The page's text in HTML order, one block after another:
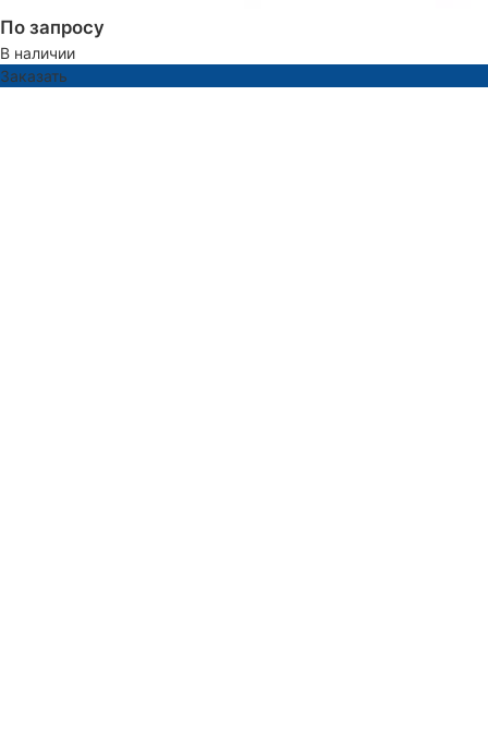
По запросу
В наличии
Заказать